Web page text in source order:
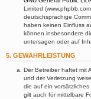
Limited
deutschsprachige
haben keinen Einfluss
können insbesondere
untersagen oder auf
5. GEWÄHRLEISTUNG
Der Betreiber haftet mit
und der Verletzung
die auf ein
gilt auch für mittelbare